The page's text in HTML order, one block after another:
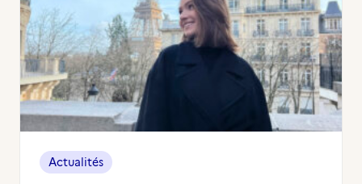
Actualités